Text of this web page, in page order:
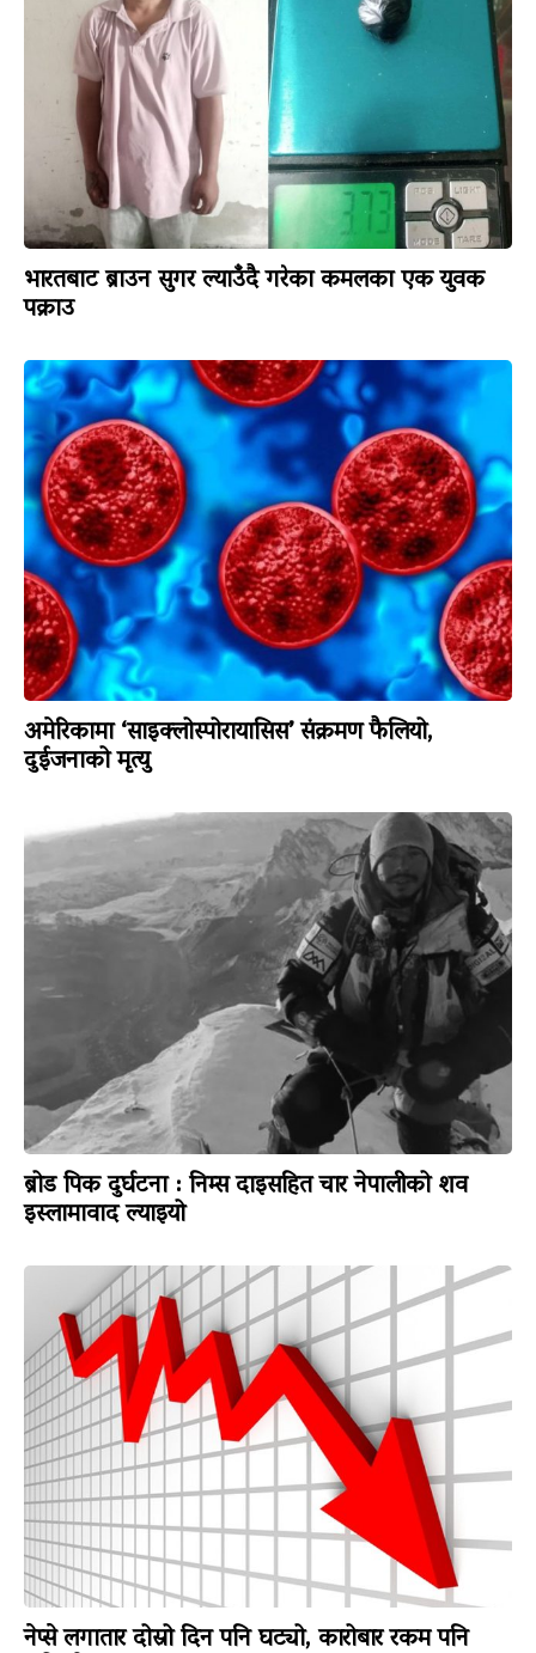
भारतबाट ब्राउन सुगर ल्याउँदै गरेका कमलका एक युवक
पक्राउ
अमेरिकामा ‘साइक्लोस्पोरायासिस’ संक्रमण फैलियो,
दुईजनाको मृत्यु
ब्रोड पिक दुर्घटना : निम्स दाइसहित चार नेपालीको शव
इस्लामावाद ल्याइयो
नेप्से लगातार दोस्रो दिन पनि घट्यो, कारोबार रकम पनि